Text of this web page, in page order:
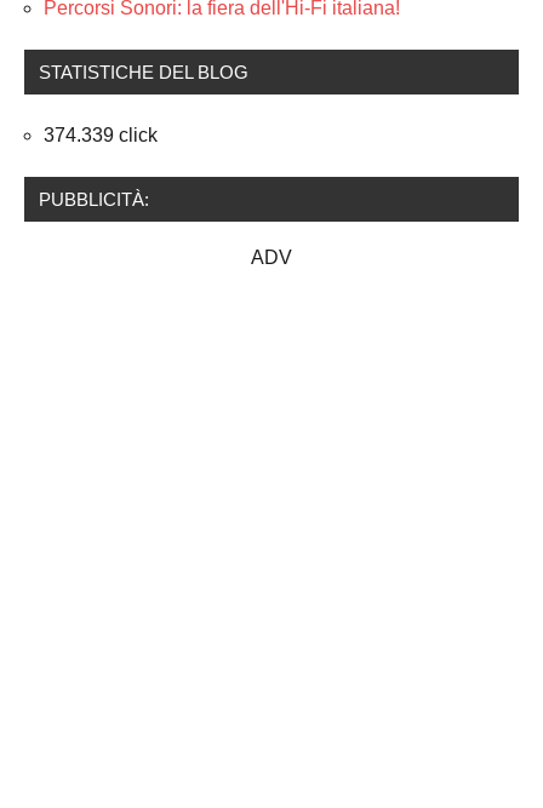
Percorsi Sonori: la fiera dell'Hi-Fi italiana!
STATISTICHE DEL BLOG
374.339 click
PUBBLICITÀ:
ADV